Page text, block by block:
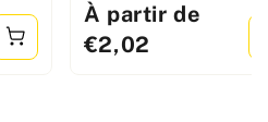
Prix
standard
À partir de
€2,02